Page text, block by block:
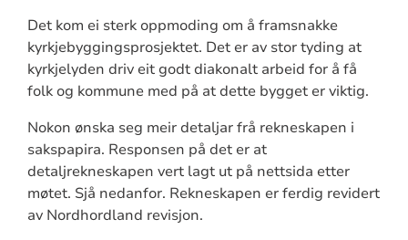
Det kom ei sterk oppmoding om å framsnakke
kyrkjebyggingsprosjektet. Det er av stor tyding at
kyrkjelyden driv eit godt diakonalt arbeid for å få
folk og kommune med på at dette bygget er viktig.
Nokon ønska seg meir detaljar frå rekneskapen i
sakspapira. Responsen på det er at
detaljrekneskapen vert lagt ut på nettsida etter
møtet. Sjå nedanfor. Rekneskapen er ferdig revidert
av Nordhordland revisjon.